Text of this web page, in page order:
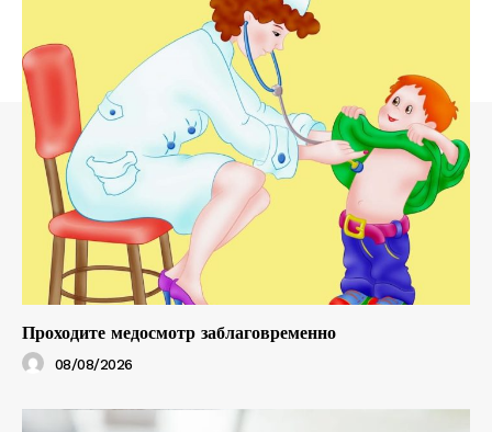
Проходите медосмотр заблаговременно
08/08/2026